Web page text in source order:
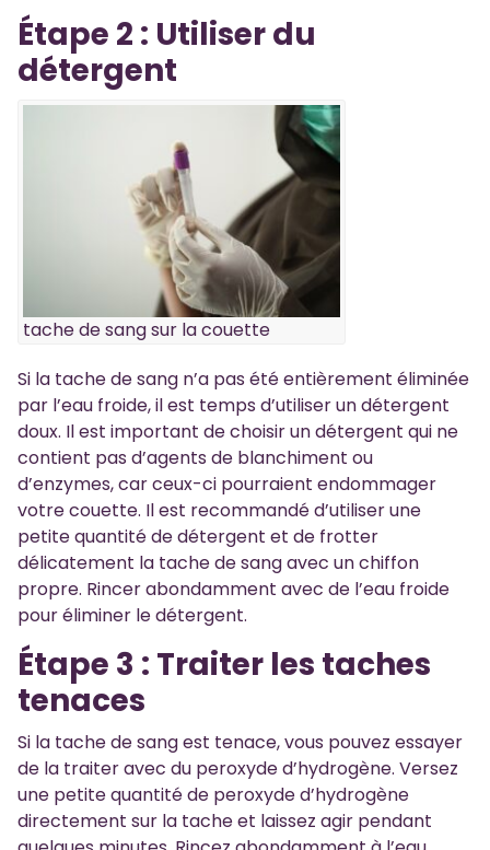
Étape 2 : Utiliser du
détergent
tache de sang sur la couette
Si la tache de sang n’a pas été entièrement éliminée
par l’eau froide, il est temps d’utiliser un détergent
doux. Il est important de choisir un détergent qui ne
contient pas d’agents de blanchiment ou
d’enzymes, car ceux-ci pourraient endommager
votre couette. Il est recommandé d’utiliser une
petite quantité de détergent et de frotter
délicatement la tache de sang avec un chiffon
propre. Rincer abondamment avec de l’eau froide
pour éliminer le détergent.
Étape 3 : Traiter les taches
tenaces
Si la tache de sang est tenace, vous pouvez essayer
de la traiter avec du peroxyde d’hydrogène. Versez
une petite quantité de peroxyde d’hydrogène
directement sur la tache et laissez agir pendant